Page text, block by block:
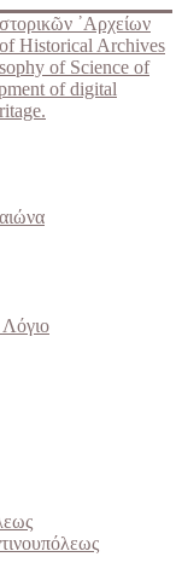
Historical Archives
of Science of
of digital